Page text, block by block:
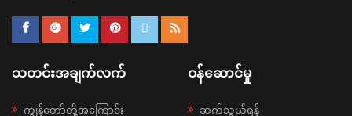
သတင်းအချက်လက်
ကျွန်တော်တို့အကြောင်း
ဝန်ဆောင်မှု
ဆက်သွယ်ရန်